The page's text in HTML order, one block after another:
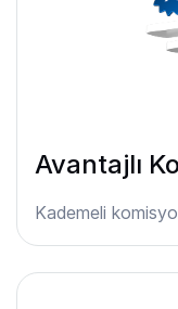
Avantajlı
Kademeli